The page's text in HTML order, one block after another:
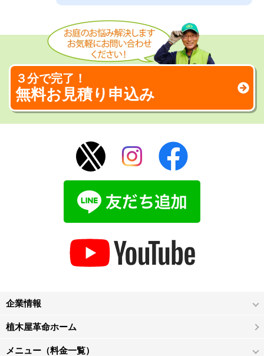
３分で完了！
無料お見積り申込み
企業情報
植木屋革命ホーム
メニュー（料金一覧）